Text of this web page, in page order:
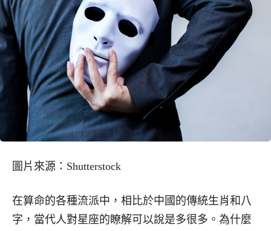
圖片來源：Shutterstock
在算命的各種流派中，相比於中國的傳統生肖和八
字，當代人對星座的瞭解可以說是多很多。為什麼